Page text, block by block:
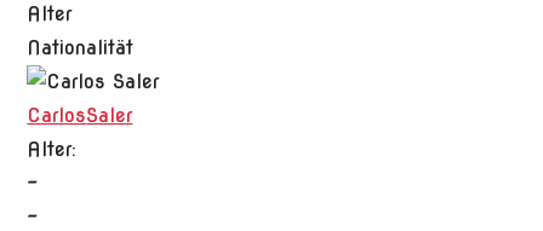
Alter
Nationalität
CarlosSaler
Alter:
-
-